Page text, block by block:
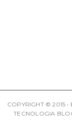
COPYRIGHT © 2015
TECNOLOGIA